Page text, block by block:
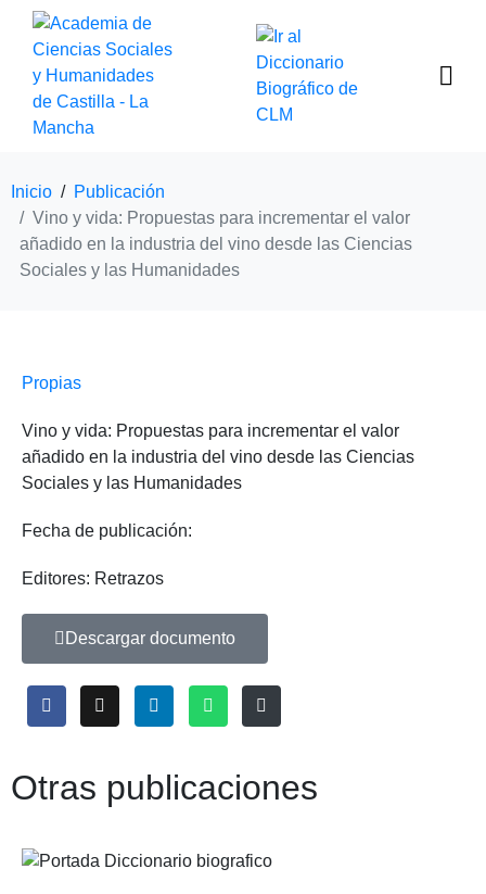
Inicio
Publicación
Vino y vida: Propuestas para incrementar el valor
añadido en la industria del vino desde las Ciencias
Sociales y las Humanidades
Propias
Vino y vida: Propuestas para incrementar el valor
añadido en la industria del vino desde las Ciencias
Sociales y las Humanidades
Fecha de publicación:
Editores: Retrazos
Descargar documento
Otras publicaciones